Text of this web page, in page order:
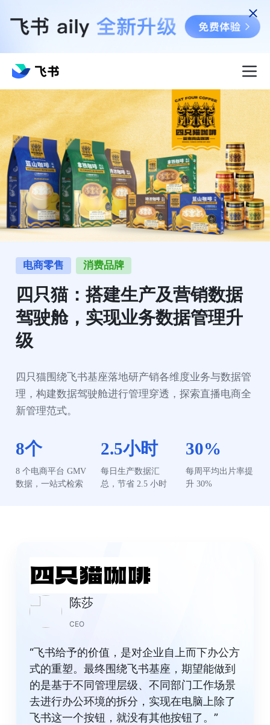
电商零售 消费品牌
四只猫：搭建生产及营销数据
驾驶舱，实现业务数据管理升
级
四只猫围绕飞书基座落地研产销各维度业务与数据管
理，构建数据驾驶舱进行管理穿透，探索直播电商全
新管理范式。
8个
8 个电商平台 GMV
数据，一站式检索
2.5小时
每日生产数据汇
总，节省 2.5 小时
30%
每周平均出片率提
升 30%
陈莎
CEO
“飞书给予的价值，是对企业自上而下办公方
式的重塑。最终围绕飞书基座，期望能做到
的是基于不同管理层级、不同部门工作场景
去进行办公环境的拆分，实现在电脑上除了
飞书这一个按钮，就没有其他按钮了。”